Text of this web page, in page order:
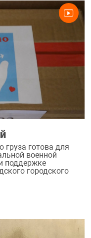
груза готова для
военной
поддержке
городского